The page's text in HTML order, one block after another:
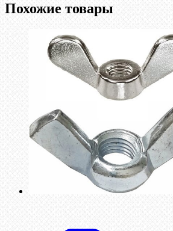
Похожие товары